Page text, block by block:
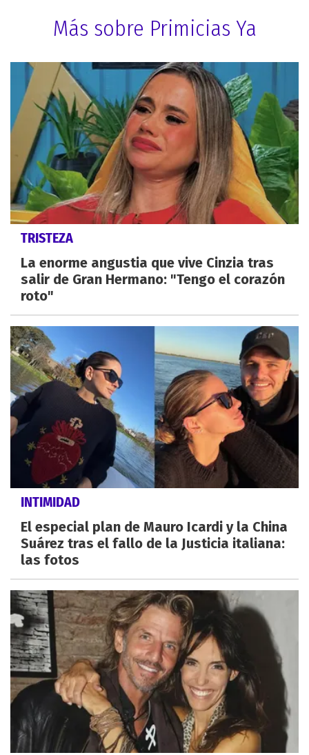
Más sobre Primicias Ya
TRISTEZA
La enorme angustia que vive Cinzia tras
salir de Gran Hermano: "Tengo el corazón
roto"
INTIMIDAD
El especial plan de Mauro Icardi y la China
Suárez tras el fallo de la Justicia italiana:
las fotos